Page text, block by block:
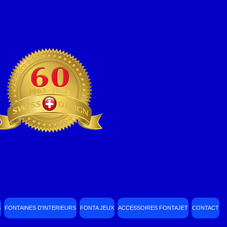
FONTAINES D'INTERIEURS FONTA JEUX ACCESSOIRES FONTAJET CONTACT